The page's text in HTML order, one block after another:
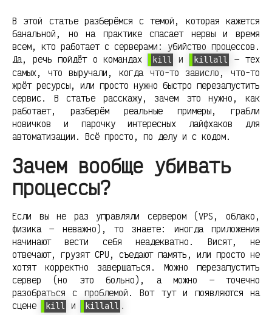
В этой статье разберёмся с темой, которая кажется
банальной, но на практике спасает нервы и время
всем, кто работает с серверами: убийство процессов.
Да, речь пойдёт о командах
kill и killall
— тех
самых, что выручали, когда что-то зависло, что-то
жрёт ресурсы, или просто нужно быстро перезапустить
сервис. В статье расскажу, зачем это нужно, как
работает, разберём реальные примеры, грабли
новичков и парочку интересных лайфхаков для
автоматизации. Всё просто, по делу и с кодом.
Зачем вообще убивать
процессы?
Если вы не раз управляли сервером (VPS, облако,
физика — неважно), то знаете: иногда приложения
начинают вести себя неадекватно. Висят, не
отвечают, грузят CPU, съедают память, или просто не
хотят корректно завершаться. Можно перезапустить
сервер (но это больно), а можно — точечно
разобраться с проблемой. Вот тут и появляются на
сцене
kill и killall .